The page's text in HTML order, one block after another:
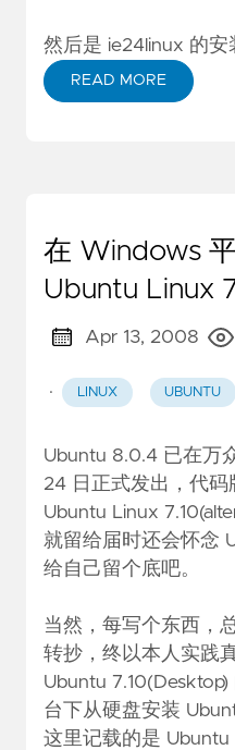
然后是 ie24linux 的安
READ MORE
在 Windows
Ubuntu Linux
Apr 13, 2008
· LINUX UBUNTU
Ubuntu 8.0.4 已在万
24 日正式发出，代
Ubuntu Linux
就留给届时还会怀念
给自己留个底吧。
当然，每写个东西，
转抄，终以本人实践
Ubuntu 7.10(Desktop)
台下从硬盘安装
这里记载的是 Ubuntu